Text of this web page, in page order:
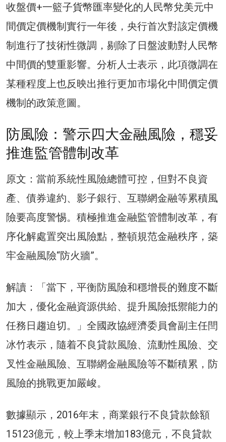
收盤價+一籃子貨幣匯率變化的人民幣兌美元中
間價定價機制實行一年後，央行首次對該定價機
制進行了技術性微調，剔除了日盤波動對人民幣
中間價的雙重影響。分析人士表示，此項微調在
某種程度上也反映出推行更加市場化中間價定價
機制的政策意圖。
防風險：警示四大金融風險，穩妥
推進監管體制改革
原文：當前系統性風險總體可控，但對不良資
產、債券違約、影子銀行、互聯網金融等累積風
險要高度警惕。積極推進金融監管體制改革，有
序化解處置突出風險點，整頓規范金融秩序，築
牢金融風險“防火牆”。
解讀：「當下，平衡防風險和穩增長的難度不斷
加大，優化金融資源供給、提升風險抵禦能力的
任務日趨迫切。」全國政協經濟委員會副主任閆
冰竹表示，隨着不良貸款風險、流動性風險、交
叉性金融風險、互聯網金融風險等不斷積累，防
風險的挑戰更加嚴峻。
數據顯示，2016年末，商業銀行不良貸款餘額
15123億元，較上季末增加183億元，不良貸款